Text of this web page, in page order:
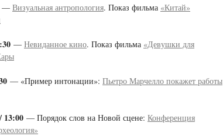
— Визуальная антропология. Показ фильма «Китай»
— Невиданное кино. Показ фильма «Девушки для
— «Пример интонации»: Пьетро Марчелло покажет работы
13:00 — Порядок слов на Новой сцене: Конференция